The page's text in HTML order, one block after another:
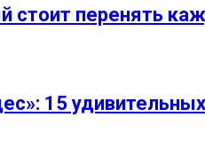
стоит перенять
15